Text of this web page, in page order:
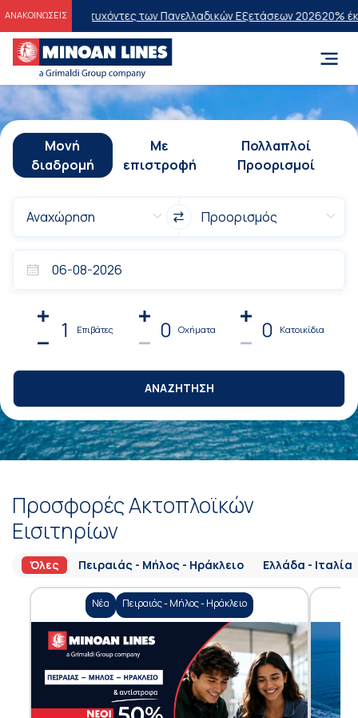
ΑΝΑΚΟΙΝΩΣΕΙΣ των Πανελλαδικών Εξετάσεων 202620% έκπτωση στην
Μονή
διαδρομή
Με
επιστροφή
Πολλαπλοί
Προορισμοί
1 Επιβάτες 0 Οχήματα 0 Κατοικίδια
ΑΝΑΖΗΤΗΣΗ
Προσφορές Ακτοπλοϊκών
Εισιτηρίων
Όλες Πειραιάς - Μήλος - Ηράκλειο Ελλάδα - Ιταλία
Νέα Πειραιάς - Μήλος - Ηράκλειο